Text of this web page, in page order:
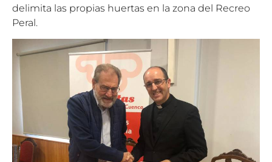
delimita las propias huertas en la zona del Recreo
Peral.